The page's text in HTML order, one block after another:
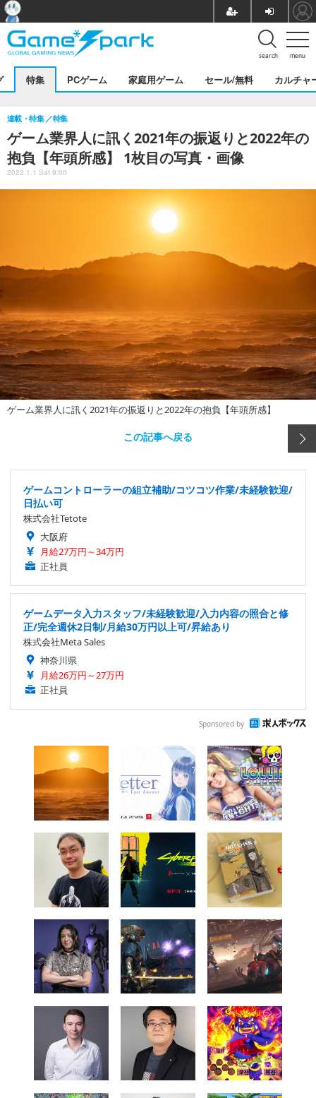
menu
search
特集 PCゲーム 家庭用ゲーム セール/無料 カルチャ
ゲーム業界人に訊く2021年の振返りと2022年の
抱負【年頭所感】 1枚目の写真・画像
連載・特集 特集
2022.1.1 Sat 9:00
ゲーム業界人に訊く2021年の振返りと2022年の抱負【年頭所感】
この記事へ戻る
ゲームコントローラーの組立補助/コツコツ作業/未経験歓迎/
日払い可
株式会社Tetote
大阪府
月給27万円～34万円
正社員
ゲームデータ入力スタッフ/未経験歓迎/入力内容の照合と修
正/完全週休2日制/月給30万円以上可/昇給あり
株式会社Meta Sales
神奈川県
月給26万円～27万円
正社員
Sponsored by